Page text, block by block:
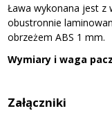
Ława wykonana jest z
obustronnie
obrzeżem ABS 1 mm.
Wymiary i waga
Załączniki